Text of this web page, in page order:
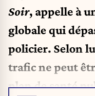
Soir, appelle à
globale qui
policier. Selon
trafic ne peut
plan de santé